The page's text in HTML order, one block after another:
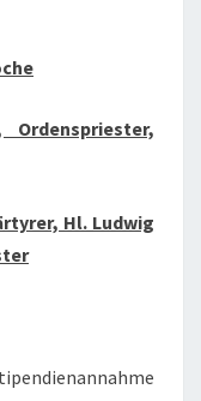
Hl. Ludwig